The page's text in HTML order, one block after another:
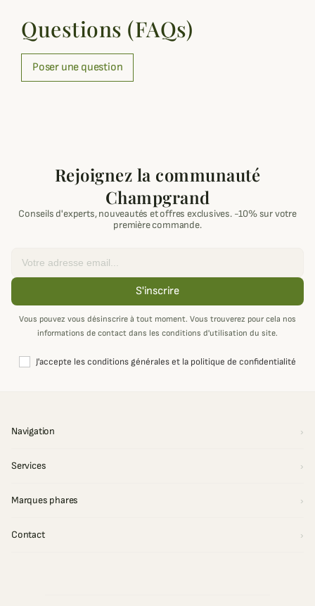
Questions (FAQs)
Poser une question
Rejoignez la communauté
Champgrand
Conseils d'experts, nouveautés et offres exclusives. -10% sur votre
première commande.
S'inscrire
Vous pouvez vous désinscrire à tout moment. Vous trouverez pour cela nos
informations de contact dans les conditions d'utilisation du site.
J'accepte les conditions générales et la politique de confidentialité
Navigation
Services
Marques phares
Contact